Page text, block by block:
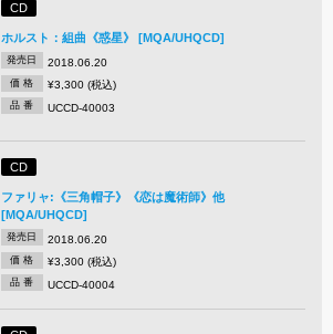
CD
ホルスト：組曲《惑星》 [MQA/UHQCD]
発売日 2018.06.20
価 格 ¥3,300 (税込)
品 番 UCCD-40003
CD
ファリャ:《三角帽子》《恋は魔術師》他
[MQA/UHQCD]
発売日 2018.06.20
価 格 ¥3,300 (税込)
品 番 UCCD-40004